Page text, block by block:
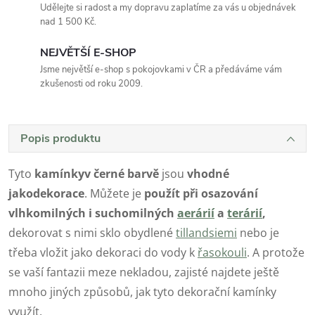
Udělejte si radost a my dopravu zaplatíme za vás u objednávek
nad 1 500 Kč.
NEJVĚTŠÍ E-SHOP
Jsme největší e-shop s pokojovkami v ČR a předáváme vám
zkušenosti od roku 2009.
Popis produktu
Tyto kamínkyv černé barvě jsou vhodné
jakodekorace. Můžete je použít při osazování
vlhkomilných i suchomilných aeráriía terárií,
dekorovat s nimi sklo obydlenétillandsiemi nebo je
třeba vložit jako dekoraci do vody k řasokouli. A protože
se vaší fantazii meze nekladou, zajisté najdete ještě
mnoho jiných způsobů, jak tyto dekorační kamínky
využít.